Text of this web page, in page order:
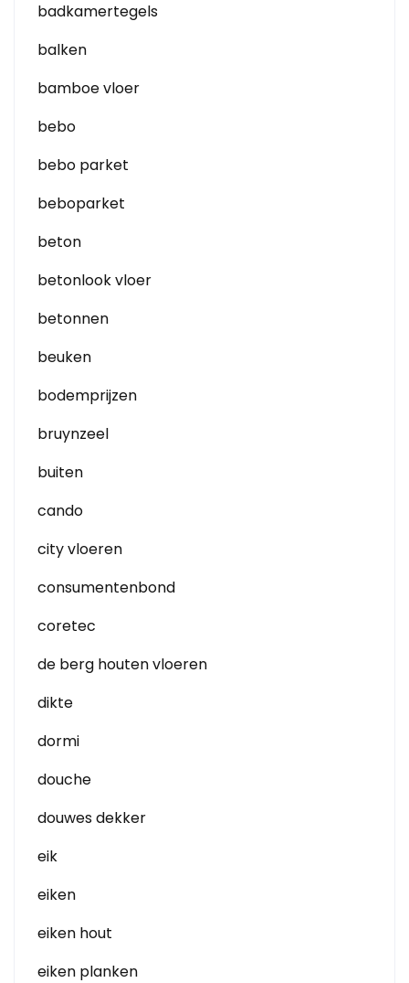
badkamertegels
balken
bamboe vloer
bebo
bebo parket
beboparket
beton
betonlook vloer
betonnen
beuken
bodemprijzen
bruynzeel
buiten
cando
city vloeren
consumentenbond
coretec
de berg houten vloeren
dikte
dormi
douche
douwes dekker
eik
eiken
eiken hout
eiken planken